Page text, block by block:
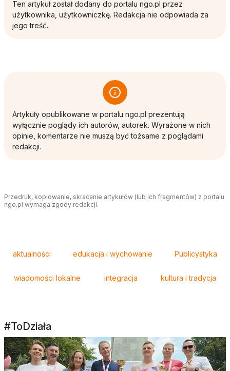
Ten artykuł został dodany do portalu ngo.pl przez
użytkownika, użytkowniczkę. Redakcja nie odpowiada za
jego treść.
Artykuły opublikowane w portalu ngo.pl prezentują
wyłącznie poglądy ich autorów, autorek. Wyrażone w nich
opinie, komentarze nie muszą być tożsame z poglądami
redakcji.
Przedruk, kopiowanie, skracanie artykułów (lub ich fragmentów) z portalu
ngo.pl wymaga zgody redakcji.
aktualności edukacja i wychowanie Publicystyka
wiadomości lokalne integracja kultura i tradycja
#ToDziała